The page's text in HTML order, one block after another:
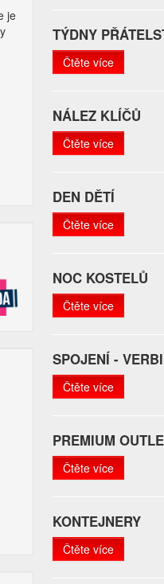
je
TÝDNY
Čtěte více
NÁLEZ KLÍČŮ
Čtěte více
DEN DĚTÍ
Čtěte více
NOC KOSTELŮ
Čtěte více
SPOJENÍ -
Čtěte více
PREMIUM
Čtěte více
KONTEJNERY
Čtěte více